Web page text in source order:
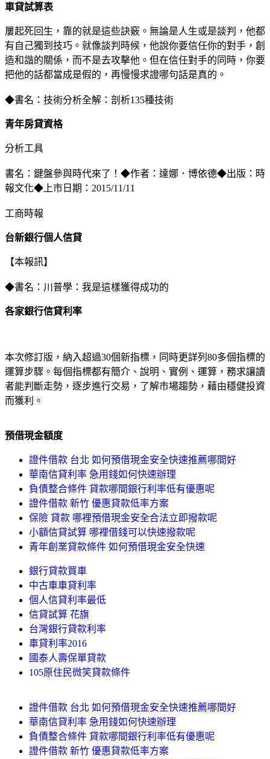
車貸試算表
屢起死回生，靠的就是這些訣竅。無論是人生或是談判，他都
有自己獨到技巧。就像談判時候，他說你要信任你的對手，創
造和諧的關係，而不是去攻擊他。但在信任對手的同時，你要
把他的話都當成是假的，再慢慢求證哪句話是真的。
◆書名：技術分析全解：剖析135種技術
青年房貸資格
分析工具
書名：鍵盤參與時代來了！◆作者：達娜．博依德◆出版：時
報文化◆上市日期：2015/11/11
工商時報
台新銀行個人信貸
【本報訊】
◆書名：川普學：我是這樣獲得成功的
各家銀行信貸利率
本次修訂版，納入超過30個新指標，同時更詳列80多個指標的
運算步驟。每個指標都有簡介、說明、實例、運算，務求讓讀
者能判斷走勢，逐步進行交易，了解市場趨勢，藉由穩健投資
而獲利。
預借現金額度
證件借款 台北 如何預借現金安全快速推薦哪間好
華南信貸利率 急用錢如何快速辦理
負債整合條件 貸款哪間銀行利率低有優惠呢
證件借款 新竹 優惠貸款低率方案
保險 貸款 哪裡預借現金安全合法立即撥款呢
小額信貸試算 哪裡借錢可以快速撥款呢
青年創業貸款條件 如何預借現金安全快速
銀行貸款買車
中古車車貸利率
個人信貸利率最低
信貸試算 花旗
台灣銀行貸款利率
車貸利率2016
國泰人壽保單貸款
105原住民微笑貸款條件
證件借款 台北 如何預借現金安全快速推薦哪間好
華南信貸利率 急用錢如何快速辦理
負債整合條件 貸款哪間銀行利率低有優惠呢
證件借款 新竹 優惠貸款低率方案